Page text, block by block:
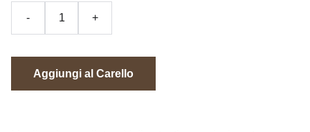
- +
Aggiungi al Carello